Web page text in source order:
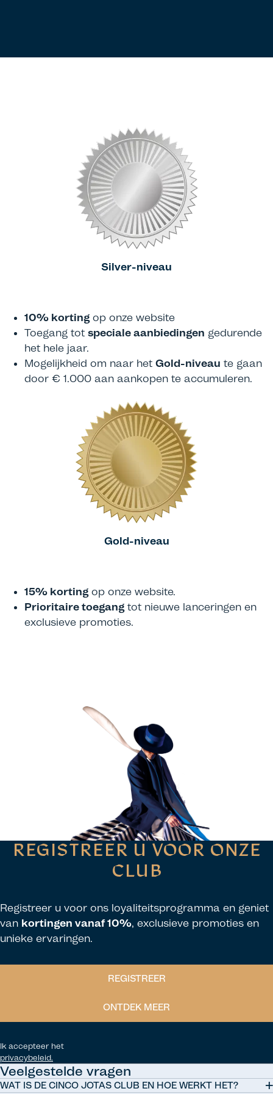
Silver-niveau
10% korting op onze website
Toegang tot speciale aanbiedingen gedurende
het hele jaar.
Mogelijkheid om naar het Gold-niveau te gaan
door € 1.000 aan aankopen te accumuleren.
Gold-niveau
15% korting op onze website.
Prioritaire toegang tot nieuwe lanceringen en
exclusieve promoties.
REGISTREER U VOOR ONZE
CLUB
Registreer u voor ons loyaliteitsprogramma en geniet
van kortingen vanaf 10%, exclusieve promoties en
unieke ervaringen.
REGISTREER
ONTDEK MEER
Ik accepteer het
privacybeleid.
Veelgestelde vragen
WAT IS DE CINCO JOTAS CLUB EN HOE WERKT HET?